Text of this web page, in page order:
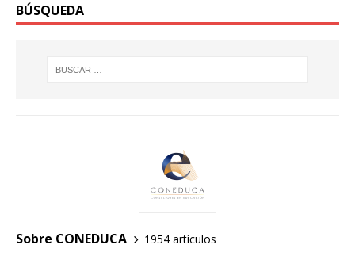
BÚSQUEDA
Sobre CONEDUCA
1954 artículos